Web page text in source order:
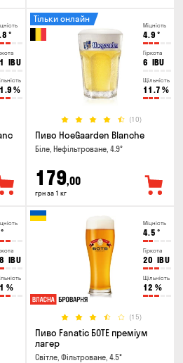
°
IBU
%
Міцність
4.9 °
Гіркота
6 IBU
Щільність
11.7 %
(10)
Тільки онлайн
Пиво HoeGaarden Blanche
Біле, Нефільтроване, 4.9°
179,00
грн за 1 кг
°
IBU
%
Міцність
4.5 °
Гіркота
20 IBU
Щільність
12 %
(15)
Пиво Fanatic БОТЕ преміум
лагер
Світле, Фільтроване, 4.5°